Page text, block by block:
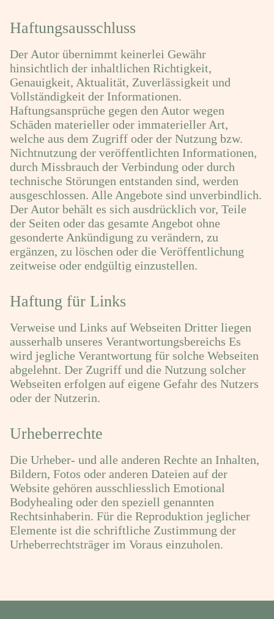
Haftungsausschluss
Der Autor übernimmt keinerlei Gewähr
hinsichtlich der inhaltlichen Richtigkeit,
Genauigkeit, Aktualität, Zuverlässigkeit und
Vollständigkeit der Informationen.
Haftungsansprüche gegen den Autor wegen
Schäden materieller oder immaterieller Art,
welche aus dem Zugriff oder der Nutzung bzw.
Nichtnutzung der veröffentlichten Informationen,
durch Missbrauch der Verbindung oder durch
technische Störungen entstanden sind, werden
ausgeschlossen. Alle Angebote sind unverbindlich.
Der Autor behält es sich ausdrücklich vor, Teile
der Seiten oder das gesamte Angebot ohne
gesonderte Ankündigung zu verändern, zu
ergänzen, zu löschen oder die Veröffentlichung
zeitweise oder endgültig einzustellen.
Haftung für Links
Verweise und Links auf Webseiten Dritter liegen
ausserhalb unseres Verantwortungsbereichs Es
wird jegliche Verantwortung für solche Webseiten
abgelehnt. Der Zugriff und die Nutzung solcher
Webseiten erfolgen auf eigene Gefahr des Nutzers
oder der Nutzerin.
Urheberrechte
Die Urheber- und alle anderen Rechte an Inhalten,
Bildern, Fotos oder anderen Dateien auf der
Website gehören ausschliesslich Emotional
Bodyhealing oder den speziell genannten
Rechtsinhaberin. Für die Reproduktion jeglicher
Elemente ist die schriftliche Zustimmung der
Urheberrechtsträger im Voraus einzuholen.